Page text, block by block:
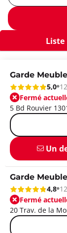
Liste
Garde
5,0
Fermé
5 Bd Rouvier
Un
Garde
4,8
Fermé
20 Trav. de la